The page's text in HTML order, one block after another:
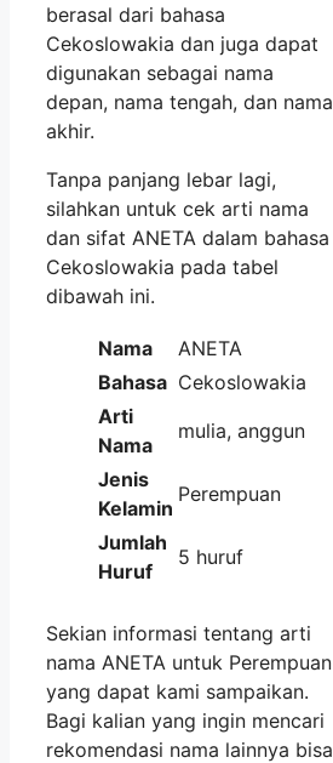
berasal dari bahasa
Cekoslowakia dan juga dapat
digunakan sebagai nama
depan, nama tengah, dan nama
akhir.
Tanpa panjang lebar lagi,
silahkan untuk cek arti nama
dan sifat ANETA dalam bahasa
Cekoslowakia pada tabel
dibawah ini.
Nama
ANETA
Bahasa Cekoslowakia
Arti
Nama
mulia, anggun
Jenis
Kelamin
Perempuan
Jumlah
Huruf
5 huruf
Sekian informasi tentang arti
nama ANETA untuk Perempuan
yang dapat kami sampaikan.
Bagi kalian yang ingin mencari
rekomendasi nama lainnya bisa